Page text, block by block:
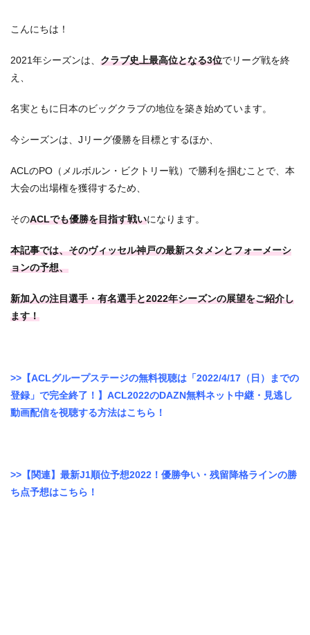
こんにちは！
2021年シーズンは、 クラブ史上最高位となる3位でリーグ戦を終
え、
名実ともに日本のビッグクラブの地位を築き始めています。
今シーズンは、Jリーグ優勝を目標とするほか、
ACLのPO（メルボルン・ビクトリー戦）で勝利を掴むことで、本
大会の出場権を獲得するため、
そのACLでも優勝を目指す戦いになります。
本記事では、そのヴィッセル神戸の最新スタメンとフォーメーシ
ョンの予想、
新加入の注目選手・有名選手と2022年シーズンの展望をご紹介し
ます！
>>【ACLグループステージの無料視聴は「2022/4/17（日）までの
登録」で完全終了！】ACL2022のDAZN無料ネット中継・見逃し
動画配信を視聴する方法はこちら！
>>【関連】最新J1順位予想2022！優勝争い・残留降格ラインの勝
ち点予想はこちら！